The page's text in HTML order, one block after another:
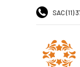
SAC (11)